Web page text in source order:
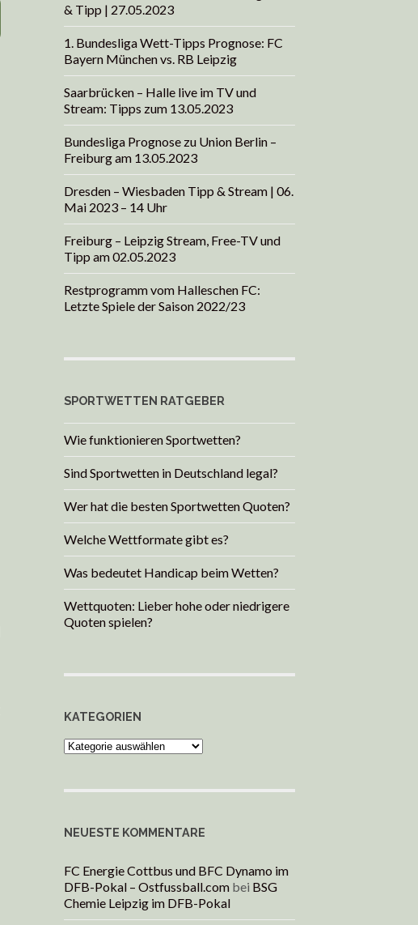
& Tipp | 27.05.2023
1. Bundesliga Wett-Tipps Prognose: FC
Bayern München vs. RB Leipzig
Saarbrücken – Halle live im TV und
Stream: Tipps zum 13.05.2023
Bundesliga Prognose zu Union Berlin –
Freiburg am 13.05.2023
Dresden – Wiesbaden Tipp & Stream | 06.
Mai 2023 – 14 Uhr
Freiburg – Leipzig Stream, Free-TV und
Tipp am 02.05.2023
Restprogramm vom Halleschen FC:
Letzte Spiele der Saison 2022/23
SPORTWETTEN RATGEBER
Wie funktionieren Sportwetten?
Sind Sportwetten in Deutschland legal?
Wer hat die besten Sportwetten Quoten?
Welche Wettformate gibt es?
Was bedeutet Handicap beim Wetten?
Wettquoten: Lieber hohe oder niedrigere
Quoten spielen?
KATEGORIEN
Kategorien
NEUESTE KOMMENTARE
FC Energie Cottbus und BFC Dynamo im
DFB-Pokal – Ostfussball.com bei BSG
Chemie Leipzig im DFB-Pokal